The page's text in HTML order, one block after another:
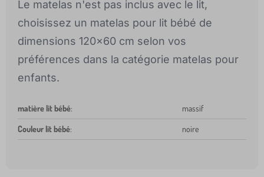
Le matelas n'est pas inclus avec le lit,
choisissez un matelas pour lit bébé de
dimensions 120x60 cm selon vos
préférences dans la catégorie matelas pour
enfants.
matière lit bébé: massif
Couleur lit bébé: noire